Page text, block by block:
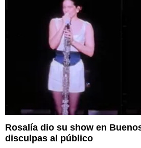
Rosalía dio su show en
disculpas al público